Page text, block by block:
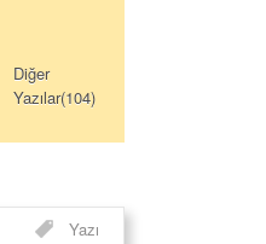
Diğer
Yazılar(104)
Yazı